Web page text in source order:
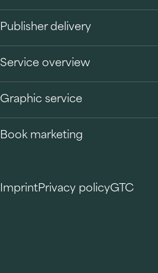
Publisher delivery
Service overview
Graphic service
Book marketing
ImprintPrivacy policyGTC